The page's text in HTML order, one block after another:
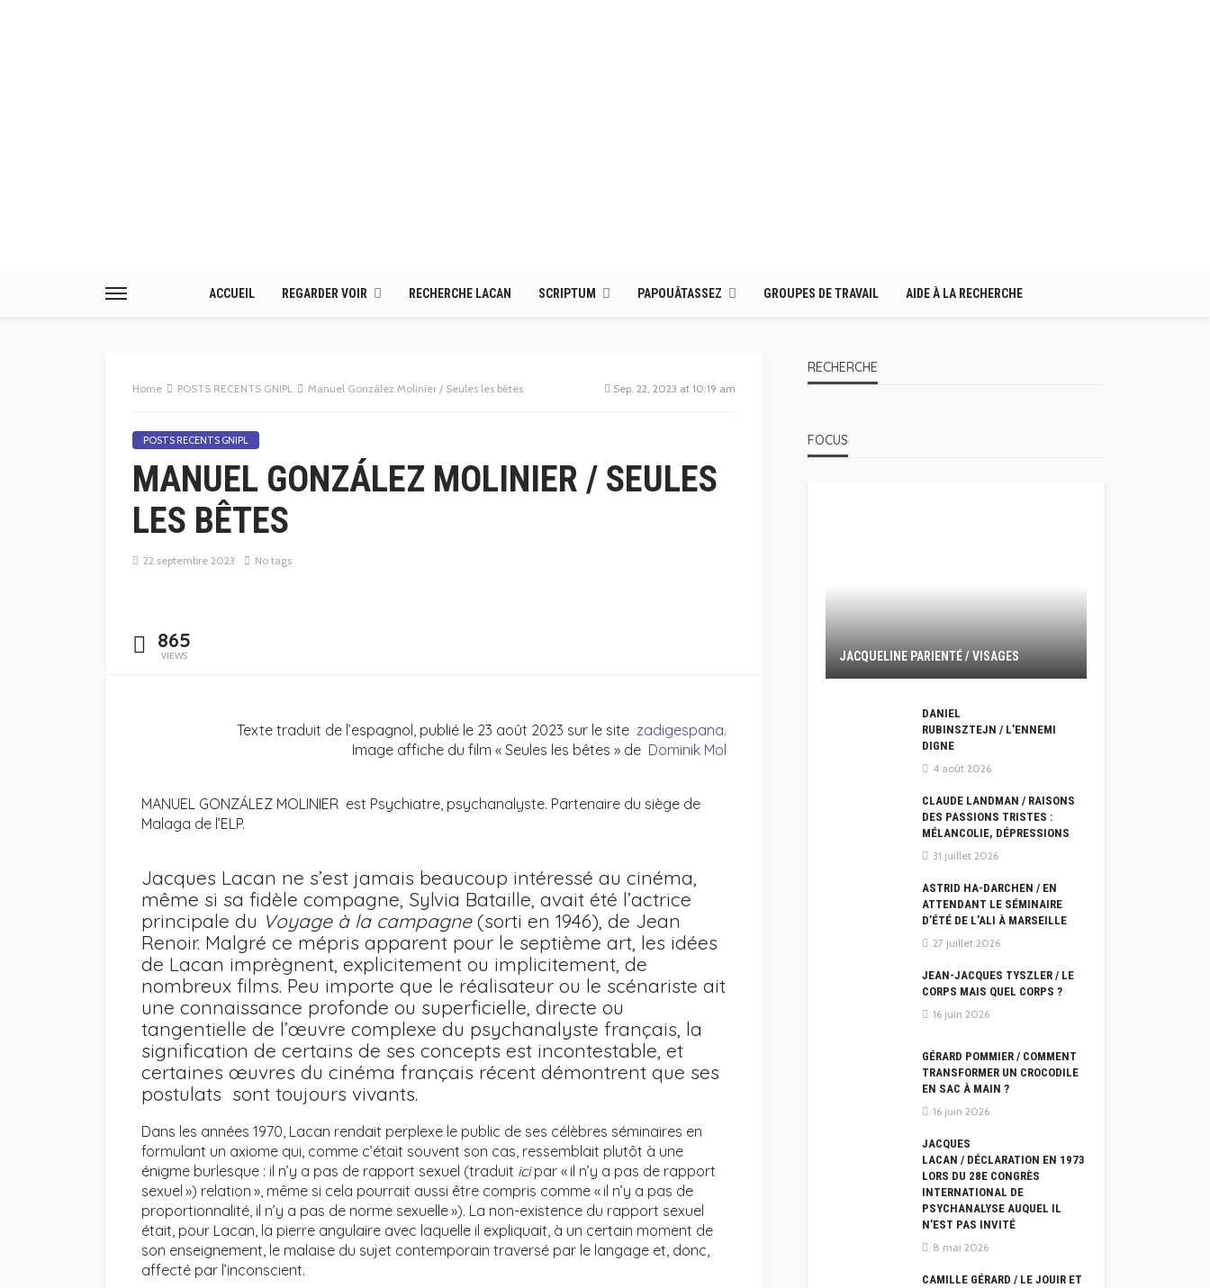
ACCUEIL REGARDER VOIR RECHERCHE LACAN SCRIPTUM PAPOUÂTASSEZ GROUPES DE TRAVAIL AIDE À LA RECHERCHE
Home POSTS RECENTS GNIPL Manuel González Molinier / Seules les bêtes Sep. 22, 2023 at 10:19 am
POSTS RECENTS GNIPL
MANUEL GONZÁLEZ MOLINIER / SEULES
LES BÊTES
22 septembre 2023 No tags
865
VIEWS
Texte traduit de l’espagnol, publié le 23 août 2023 sur le site zadigespana.
Image affiche du film « Seules les bêtes » de Dominik Mol
MANUEL GONZÁLEZ MOLINIER est Psychiatre, psychanalyste. Partenaire du siège de
Malaga de l’ELP.
Jacques Lacan ne s’est jamais beaucoup intéressé au cinéma,
même si sa fidèle compagne, Sylvia Bataille, avait été l’actrice
principale du Voyage à la campagne(sorti en 1946), de Jean
Renoir. Malgré ce mépris apparent pour le septième art, les idées
de Lacan imprègnent, explicitement ou implicitement, de
nombreux films. Peu importe que le réalisateur ou le scénariste ait
une connaissance profonde ou superficielle, directe ou
tangentielle de l’œuvre complexe du psychanalyste français, la
signification de certains de ses concepts est incontestable, et
certaines œuvres du cinéma français récent démontrent que ses
postulats sont toujours vivants.
Dans les années 1970, Lacan rendait perplexe le public de ses célèbres séminaires en
formulant un axiome qui, comme c’était souvent son cas, ressemblait plutôt à une
énigme burlesque : il n’y a pas de rapport sexuel (traduit icipar « il n’y a pas de rapport
sexuel ») relation », même si cela pourrait aussi être compris comme « il n’y a pas de
proportionnalité, il n’y a pas de norme sexuelle »). La non-existence du rapport sexuel
était, pour Lacan, la pierre angulaire avec laquelle il expliquait, à un certain moment de
son enseignement, le malaise du sujet contemporain traversé par le langage et, donc,
affecté par l’inconscient.
RECHERCHE
FOCUS
JACQUELINE PARIENTÉ / VISAGES
DANIEL
RUBINSZTEJN / L’ENNEMI
DIGNE
4 août 2026
CLAUDE LANDMAN / RAISONS
DES PASSIONS TRISTES :
MÉLANCOLIE, DÉPRESSIONS
31 juillet 2026
ASTRID HA-DARCHEN / EN
ATTENDANT LE SÉMINAIRE
D’ÉTÉ DE L’ALI À MARSEILLE
27 juillet 2026
JEAN-JACQUES TYSZLER / LE
CORPS MAIS QUEL CORPS ?
16 juin 2026
GÉRARD POMMIER / COMMENT
TRANSFORMER UN CROCODILE
EN SAC À MAIN ?
16 juin 2026
JACQUES
LACAN / DÉCLARATION EN 1973
LORS DU 28E CONGRÈS
INTERNATIONAL DE
PSYCHANALYSE AUQUEL IL
N’EST PAS INVITÉ
8 mai 2026
CAMILLE GÉRARD / LE JOUIR ET